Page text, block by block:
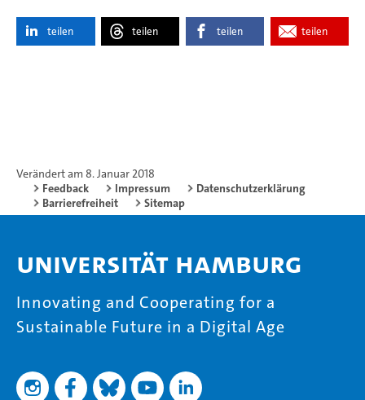
teilen teilen teilen teilen
Verändert am 8. Januar 2018
Feedback
Impressum
Datenschutzerklärung
Barrierefreiheit
Sitemap
Universität Hamburg
Innovating and Cooperating for a
Sustainable Future in a Digital Age